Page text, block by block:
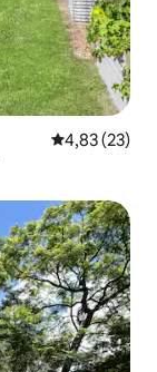
Gemiddelde
4,83 (23)